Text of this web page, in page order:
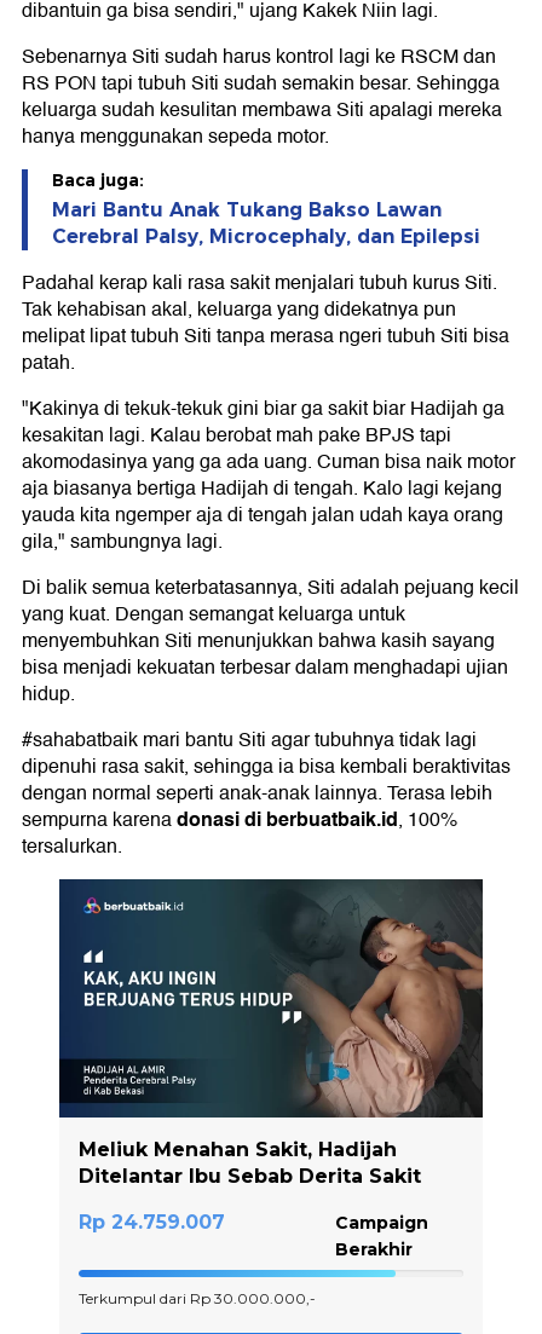
dibantuin ga bisa sendiri," ujang Kakek Niin lagi.
Sebenarnya Siti sudah harus kontrol lagi ke RSCM dan
RS PON tapi tubuh Siti sudah semakin besar. Sehingga
keluarga sudah kesulitan membawa Siti apalagi mereka
hanya menggunakan sepeda motor.
Baca juga:
Mari Bantu Anak Tukang Bakso Lawan
Cerebral Palsy, Microcephaly, dan Epilepsi
Padahal kerap kali rasa sakit menjalari tubuh kurus Siti.
Tak kehabisan akal, keluarga yang didekatnya pun
melipat lipat tubuh Siti tanpa merasa ngeri tubuh Siti bisa
patah.
"Kakinya di tekuk-tekuk gini biar ga sakit biar Hadijah ga
kesakitan lagi. Kalau berobat mah pake BPJS tapi
akomodasinya yang ga ada uang. Cuman bisa naik motor
aja biasanya bertiga Hadijah di tengah. Kalo lagi kejang
yauda kita ngemper aja di tengah jalan udah kaya orang
gila," sambungnya lagi.
Di balik semua keterbatasannya, Siti adalah pejuang kecil
yang kuat. Dengan semangat keluarga untuk
menyembuhkan Siti menunjukkan bahwa kasih sayang
bisa menjadi kekuatan terbesar dalam menghadapi ujian
hidup.
#sahabatbaik mari bantu Siti agar tubuhnya tidak lagi
dipenuhi rasa sakit, sehingga ia bisa kembali beraktivitas
dengan normal seperti anak-anak lainnya. Terasa lebih
sempurna karenadonasi diberbuatbaik.id, 100%
tersalurkan.